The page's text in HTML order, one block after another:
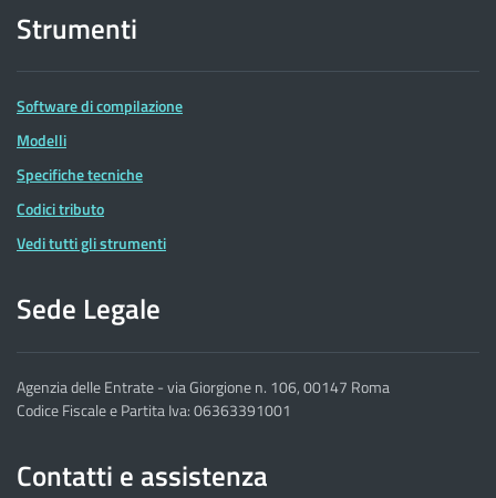
Strumenti
Software di compilazione
Modelli
Specifiche tecniche
Codici tributo
Vedi tutti gli strumenti
Sede Legale
Agenzia delle Entrate - via Giorgione n. 106, 00147 Roma
Codice Fiscale e Partita Iva: 06363391001
Contatti e assistenza